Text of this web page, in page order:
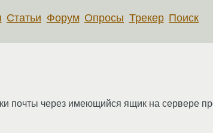
Статьи Форум Опросы Трекер Поиск
почты через имеющийся ящик на сервере